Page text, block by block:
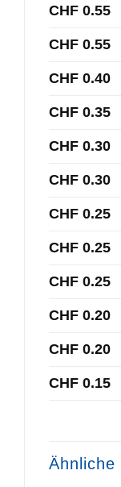
CHF 0.55
CHF 0.55
CHF 0.40
CHF 0.35
CHF 0.30
CHF 0.30
CHF 0.25
CHF 0.25
CHF 0.25
CHF 0.20
CHF 0.20
CHF 0.15
Ähnliche